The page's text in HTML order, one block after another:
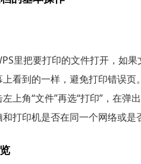
里把要打印的文件打开，如
看到的一样，避免打印错误页。
左上角“文件”再选“打印”，在
打印机是否在同一个网络或是